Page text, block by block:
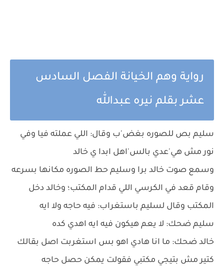
رواية وهم الخيانة الفصل السادس
عشر بقلم نيره عبدالله
سليم بص للصوره بغض'ب وقال: اللي عملته فيا وفي
نور مش هي'عدي بالس'اهل ابدا ي خالد
وسمع صوت خالد برا وسليم حط الصوره مكانها بسرعه
وقام قعد في الكرسي اللي قدام المكتب؛ وخالد دخل
المكتب وقال لسليم باستغراب: فيه حاجه ولا ايه
سليم ضحك: لا يعم هيكون فيه ايه اهدي كده
خالد ضحك: ما انا هادي اهو بس استغربت اصل بقالك
كتير مش بتيجي مكتبي فقولت يمكن حصل حاجه